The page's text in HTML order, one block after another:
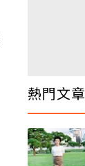
熱門文章